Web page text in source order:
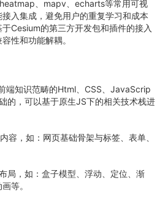
、mapv、echarts等常用可视
入集成，避免用户的重复学习和成本
Cesium的第三方开发包和插件的接入
性和功能解耦。
端知识范畴的Html、CSS、JavaScrip
的，可以基于原生JS下的相关技术栈进
容，如：网页基础骨架与标签、表单、
局，如：盒子模型、浮动、定位、渐
等。